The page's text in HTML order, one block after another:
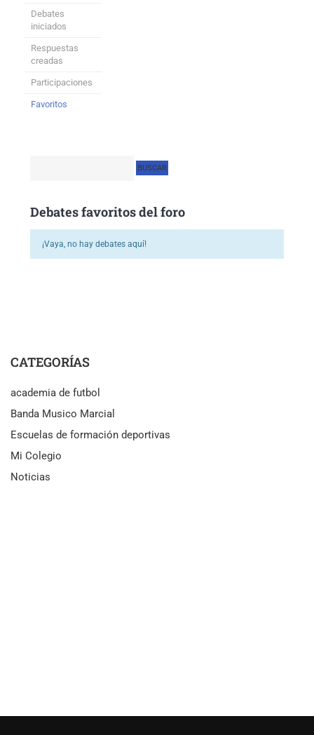
Debates
iniciados
Respuestas
creadas
Participaciones
Favoritos
Debates favoritos del foro
¡Vaya, no hay debates aquí!
CATEGORÍAS
academia de futbol
Banda Musico Marcial
Escuelas de formación deportivas
Mi Colegio
Noticias